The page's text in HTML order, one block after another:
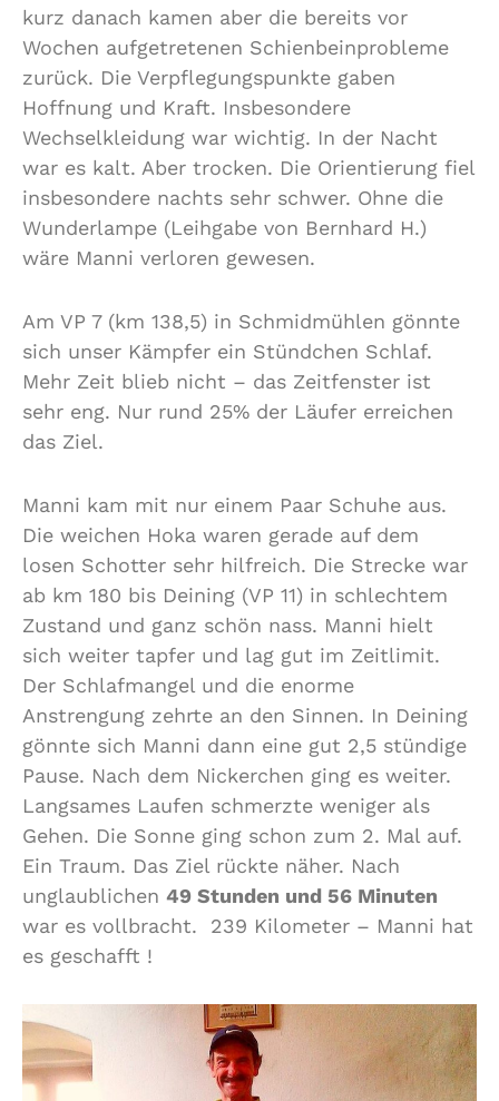
kurz danach kamen aber die bereits vor
Wochen aufgetretenen Schienbeinprobleme
zurück. Die Verpflegungspunkte gaben
Hoffnung und Kraft. Insbesondere
Wechselkleidung war wichtig. In der Nacht
war es kalt. Aber trocken. Die Orientierung fiel
insbesondere nachts sehr schwer. Ohne die
Wunderlampe (Leihgabe von Bernhard H.)
wäre Manni verloren gewesen.
Am VP 7 (km 138,5) in Schmidmühlen gönnte
sich unser Kämpfer ein Stündchen Schlaf.
Mehr Zeit blieb nicht – das Zeitfenster ist
sehr eng. Nur rund 25% der Läufer erreichen
das Ziel.
Manni kam mit nur einem Paar Schuhe aus.
Die weichen Hoka waren gerade auf dem
losen Schotter sehr hilfreich. Die Strecke war
ab km 180 bis Deining (VP 11) in schlechtem
Zustand und ganz schön nass. Manni hielt
sich weiter tapfer und lag gut im Zeitlimit.
Der Schlafmangel und die enorme
Anstrengung zehrte an den Sinnen. In Deining
gönnte sich Manni dann eine gut 2,5 stündige
Pause. Nach dem Nickerchen ging es weiter.
Langsames Laufen schmerzte weniger als
Gehen. Die Sonne ging schon zum 2. Mal auf.
Ein Traum. Das Ziel rückte näher. Nach
unglaublichen 49 Stunden und 56 Minuten
war es vollbracht. 239 Kilometer – Manni hat
es geschafft !